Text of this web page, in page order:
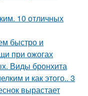
10 отличных
быстро и
при ожогах
Виды бронхита
и как этого.. 3
вырастает